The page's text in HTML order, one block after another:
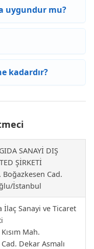
uygundur mu?
kadardır?
SANAYİ DIŞ
ŞİRKETİ
Cad.
İstanbul
İlaç Sanayi ve Ticaret
Mah.
Dekar Asmalı